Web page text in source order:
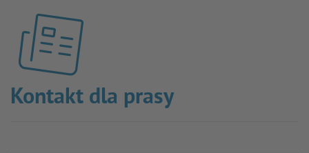
Kontakt dla prasy